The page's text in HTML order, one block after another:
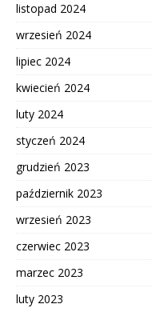
listopad 2024
wrzesień 2024
lipiec 2024
kwiecień 2024
luty 2024
styczeń 2024
grudzień 2023
październik 2023
wrzesień 2023
czerwiec 2023
marzec 2023
luty 2023